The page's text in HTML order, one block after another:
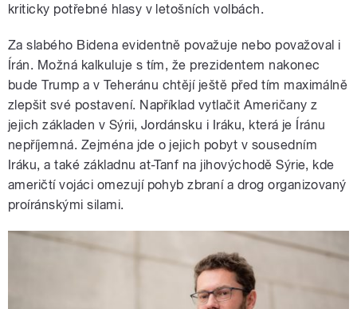
kriticky potřebné hlasy v letošních volbách.
Za slabého Bidena evidentně považuje nebo považoval i
Írán. Možná kalkuluje s tím, že prezidentem nakonec
bude Trump a v Teheránu chtějí ještě před tím maximálně
zlepšit své postavení. Například vytlačit Američany z
jejich základen v Sýrii, Jordánsku i Iráku, která je Íránu
nepříjemná. Zejména jde o jejich pobyt v sousedním
Iráku, a také základnu at-Tanf na jihovýchodě Sýrie, kde
američtí vojáci omezují pohyb zbraní a drog organizovaný
proíránskými silami.